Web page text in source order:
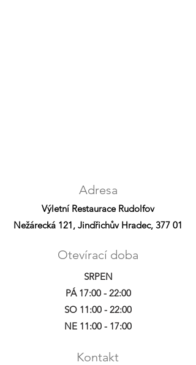
Adresa
Výletní Restaurace Rudolfov
Nežárecká 121, Jindřichův Hradec, 377 01
Otevírací doba
SRPEN
PÁ 17:00 - 22:00
SO 11:00 - 22:00
NE 11:00 - 17:00
Kontakt